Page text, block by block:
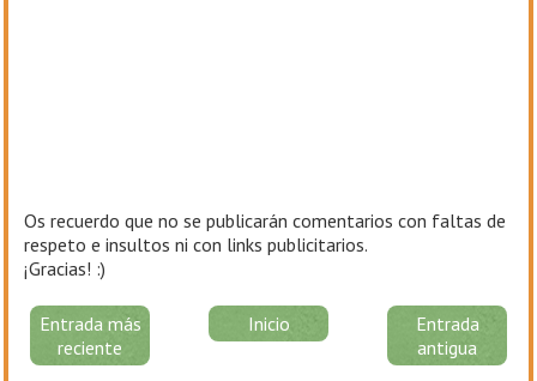
Os recuerdo que no se publicarán comentarios con faltas de
respeto e insultos ni con links publicitarios.
¡Gracias! :)
Entrada más
reciente
Entrada
antigua
Inicio